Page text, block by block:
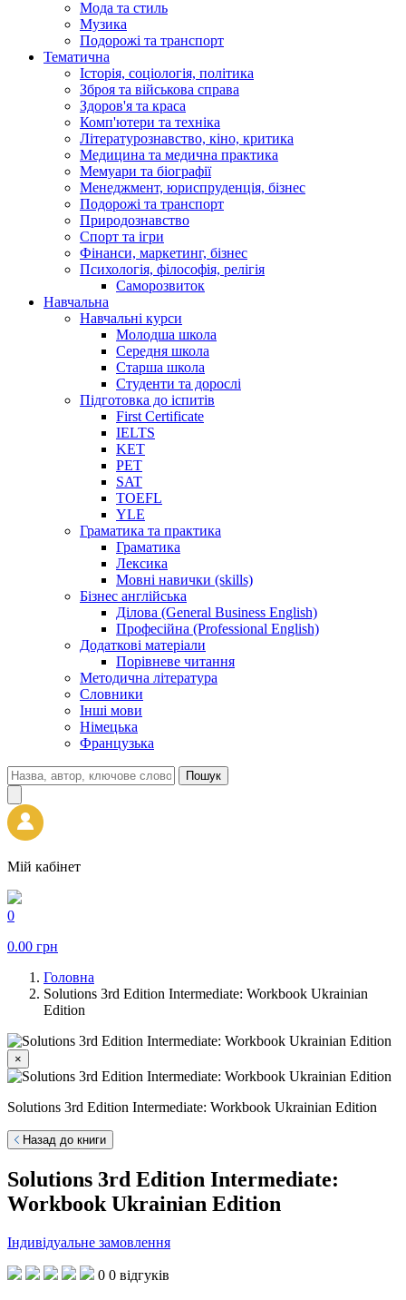
Мода та стиль
Музика
Подорожі та транспорт
Тематична
Історія, соціологія, політика
Зброя та військова справа
Здоров'я та краса
Комп'ютери та техніка
Літературознавство, кіно, критика
Медицина та медична практика
Мемуари та біографії
Менеджмент, юриспруденція, бізнес
Подорожі та транспорт
Природознавство
Спорт та ігри
Фінанси, маркетинг, бізнес
Психологія, філософія, релігія
Саморозвиток
Навчальна
Навчальні курси
Молодша школа
Середня школа
Старша школа
Студенти та дорослі
Підготовка до іспитів
First Certificate
IELTS
KET
PET
SAT
TOEFL
YLE
Граматика та практика
Граматика
Лексика
Мовні навички (skills)
Бізнес англійська
Ділова (General Business English)
Професійна (Professional English)
Додаткові матеріали
Порівневе читання
Методична література
Словники
Інші мови
Німецька
Французька
Пошук
Мій кабінет
0
0.00 грн
Головна
Solutions 3rd Edition Intermediate: Workbook Ukrainian
Edition
×
Solutions 3rd Edition Intermediate: Workbook Ukrainian Edition
Назад до книги
Solutions 3rd Edition Intermediate:
Workbook Ukrainian Edition
Індивідуальне замовлення
0 0 відгуків